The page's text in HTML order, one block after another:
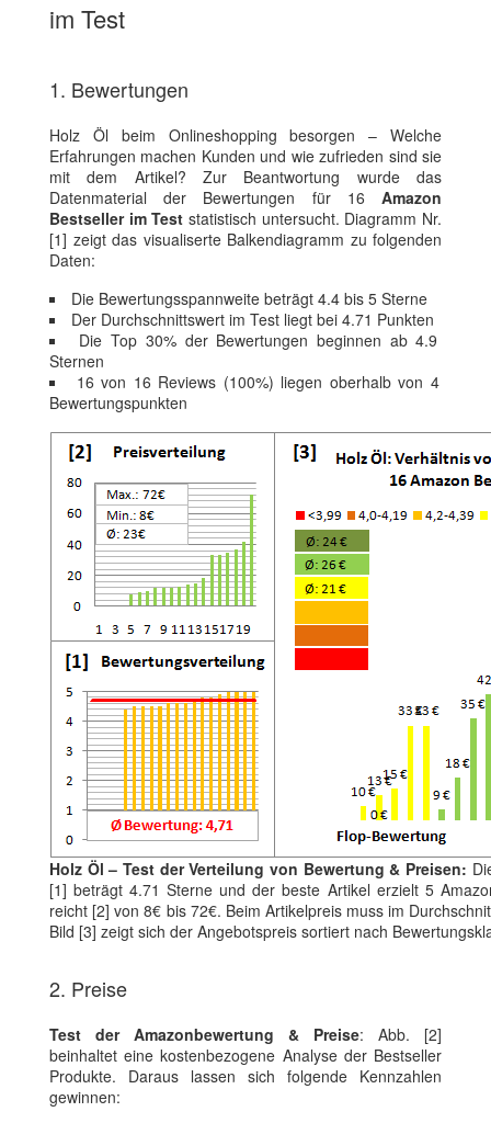
im Test
1. Bewertungen
Holz Öl beim Onlineshopping besorgen – Welche
Erfahrungen machen Kunden und wie zufrieden sind sie
mit dem Artikel? Zur Beantwortung wurde das
Datenmaterial der Bewertungen für 16 Amazon
Bestseller im Test statistisch untersucht. Diagramm Nr.
[1] zeigt das visualiserte Balkendiagramm zu folgenden
Daten:
Die Bewertungsspannweite beträgt 4.4 bis 5 Sterne
Der Durchschnittswert im Test liegt bei 4.71 Punkten
Die Top 30% der Bewertungen beginnen ab 4.9
Sternen
16 von 16 Reviews (100%) liegen oberhalb von 4
Bewertungspunkten
Holz Öl – Test der Verteilung von Bewertung & Preisen:
[1] beträgt 4.71 Sterne und der beste Artikel erzielt 5
reicht [2] von 8€ bis 72€. Beim Artikelpreis muss im
Bild [3] zeigt sich der Angebotspreis sortiert nach
2. Preise
Test der Amazonbewertung & Preise: Abb. [2]
beinhaltet eine kostenbezogene Analyse der Bestseller
Produkte. Daraus lassen sich folgende Kennzahlen
gewinnen: